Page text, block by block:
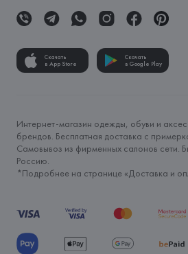
Скачать
в App Store
Скачать
в Google Play
Интернет-магазин одежды, обуви и
брендов. Бесплатная доставка с
Самовывоз из фирменных салонов сети.
Россию.
*Подробнее на странице «Доставка и